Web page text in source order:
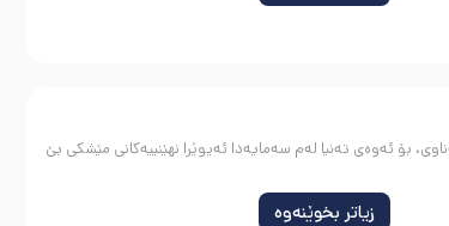
بۆ ئەوەی تەنیا لەم سەمایەدا ئەیوێرا نهێنییەکانی مێشکی بێ
زیاتر بخوێنەوە